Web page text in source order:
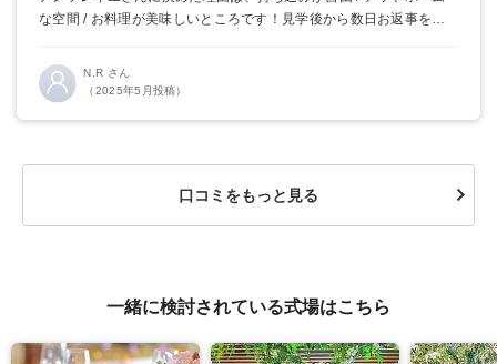
な空間 / お料理が美味しいところです！ 見学後から数日お返事を待
ままにしてくださり柔軟に対応してくださいました。
N.R さん
（2025年5月投稿）
口コミをもっと見る
一緒に検討されている式場はこちら